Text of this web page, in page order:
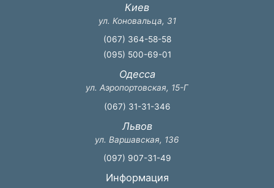
Киев
ул. Коновальца, 31
(067) 364-58-58
(095) 500-69-01
Одесса
ул. Аэропортовская, 15-Г
(067) 31-31-346
Львов
ул. Варшавская, 136
(097) 907-31-49
Информация